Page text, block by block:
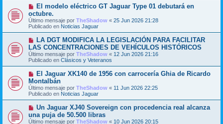
e
n
s
a
e
N
u
e
v
o
m
n
s
a
e
El modelo eléctrico GT Jaguar Type 01 debutará en
octubre.
Último mensaje por TheShadow « 25 Jun 2026 21:28
Publicado en Noticias Jaguar
N
u
e
v
o
m
n
s
a
e
LA DGT MODIFICA LA LEGISLACIÓN PARA FACILITAR
LAS CONCENTRACIONES DE VEHÍCULOS HISTÓRICOS
Último mensaje por TheShadow « 12 Jun 2026 21:16
Publicado en Clásicos y Veteranos
N
e
v
o
m
e
n
s
El Jaguar XK140 de 1956 con carrocería Ghia de Ricardo
Montalbán
Último mensaje por TheShadow « 11 Jun 2026 22:25
Publicado en Noticias Jaguar
N
e
Un Jaguar XJ40 Sovereign con procedencia real alcanza
una puja de 50.500 libras
Último mensaje por TheShadow « 10 Jun 2026 20:15